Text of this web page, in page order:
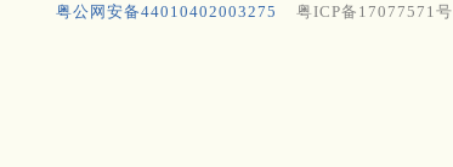
粤公网安备44010402003275 粤ICP备17077571号